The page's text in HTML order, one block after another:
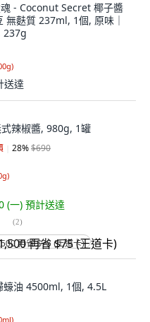
- Coconut Secret 椰子醬
無麩質 237ml, 1個, 原味｜
237g
)
送達
辣椒醬, 980g, 1罐
28%$690
)
(一) 預計送達
(2)
再省 $75 (王道卡)
蠔油 4500ml, 1個, 4.5L
)